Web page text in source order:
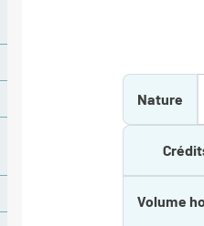
Nature
Volume